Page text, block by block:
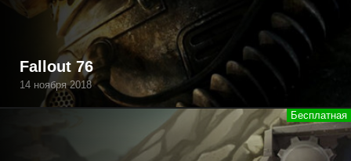
Fallout 76
14 ноября 2018